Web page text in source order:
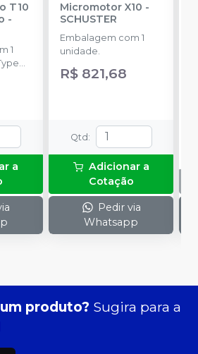
-
1
a
Micromotor X10 -
SCHUSTER
Embalagem com 1
unidade.
R$ 821,68
Qtd :
Adicionar a
Cotação
Pedir via
Whatsapp
produto? Sugira para a